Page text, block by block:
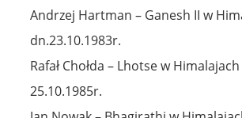
Andrzej Hartman – Ganesh II w
dn.23.10.1983r.
Rafał Chołda – Lhotse w
25.10.1985r.